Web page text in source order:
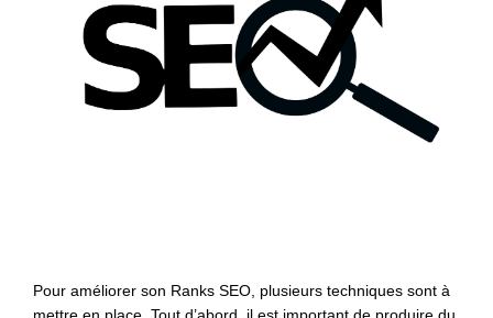
Pour améliorer son Ranks SEO, plusieurs techniques sont à